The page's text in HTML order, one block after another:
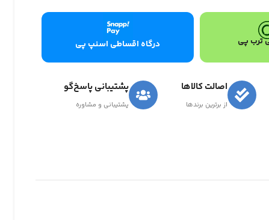
ترب پی درگاه اقساطی اسنپ پی
اصالت کالاها
از برترین برندها
پشتیبانی پاسخ‌گو
پشتیبانی و مشاوره